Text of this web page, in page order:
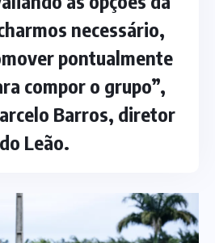
necessário,
pontualmente
compor o grupo”,
Barros, diretor
do Leão.